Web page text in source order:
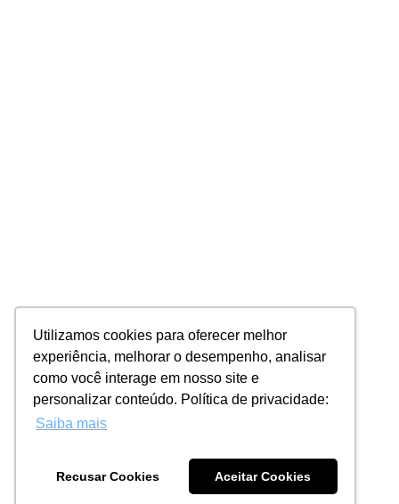
Utilizamos cookies para oferecer melhor
experiência, melhorar o desempenho, analisar
como você interage em nosso site e
personalizar conteúdo. Política de privacidade:
Saiba mais
Recusar Cookies Aceitar Cookies